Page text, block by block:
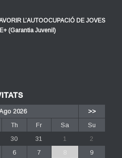
L’AUTOOCUPACIÓ DE JOVES
(Garantia Juvenil)
2026
>>
Th Fr Sa
Su
30 31 1
2
6 7 8
9